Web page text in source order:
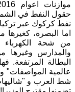
حقول النفط في
نفط كركوك عبر
اما البصرة، كغيرها
من شحة الكهرباء
والمدارس وغيرها
البطالة المرتفعة.
عالمية
شط العرب و